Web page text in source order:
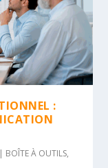
:
| BOÎTE À OUTILS,